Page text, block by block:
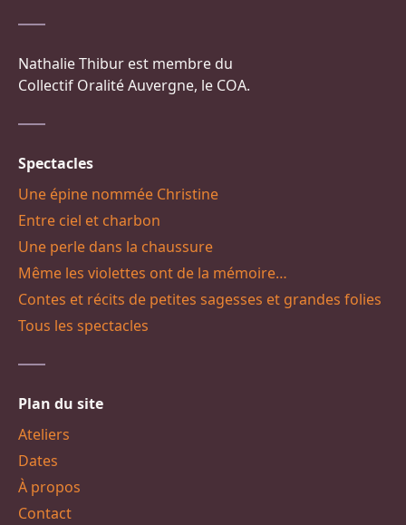
Nathalie Thibur est membre du
Collectif Oralité Auvergne, le COA.
Spectacles
Une épine nommée Christine
Entre ciel et charbon
Une perle dans la chaussure
Même les violettes ont de la mémoire…
Contes et récits de petites sagesses et grandes folies
Tous les spectacles
Plan du site
Ateliers
Dates
À propos
Contact